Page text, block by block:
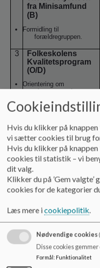
fra Minisamfund
(B)
Formidling til
forældregruppen.
3
Folkeskolens
Kvalitetsprogram
(O/D)
Orientering om
elementerne i
og perspektiverne
heri.
4
Skolebestyrelsens
arbejde med
principper (D/B)
Den videreproces.
5
Pause
Skolebestyrelsens
arbejde med
principper (D/B)
Hvis du klikker på knappen
vi sætter cookies til brug
Hvis du klikker på knappen
cookies til statistik – vi
dit valg.
Klikker du på ’Gem
cookies for de kategorier
Læs mere icookiepolitik.
Nødvendige cookies
Disse cookies
Formål: Funktionalitet